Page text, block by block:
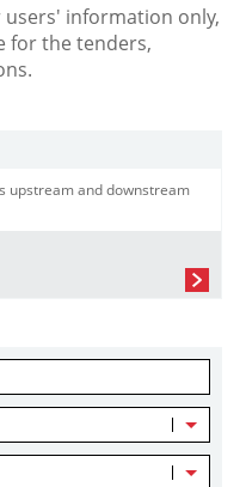
information only,
for the tenders,
upstream and downstream